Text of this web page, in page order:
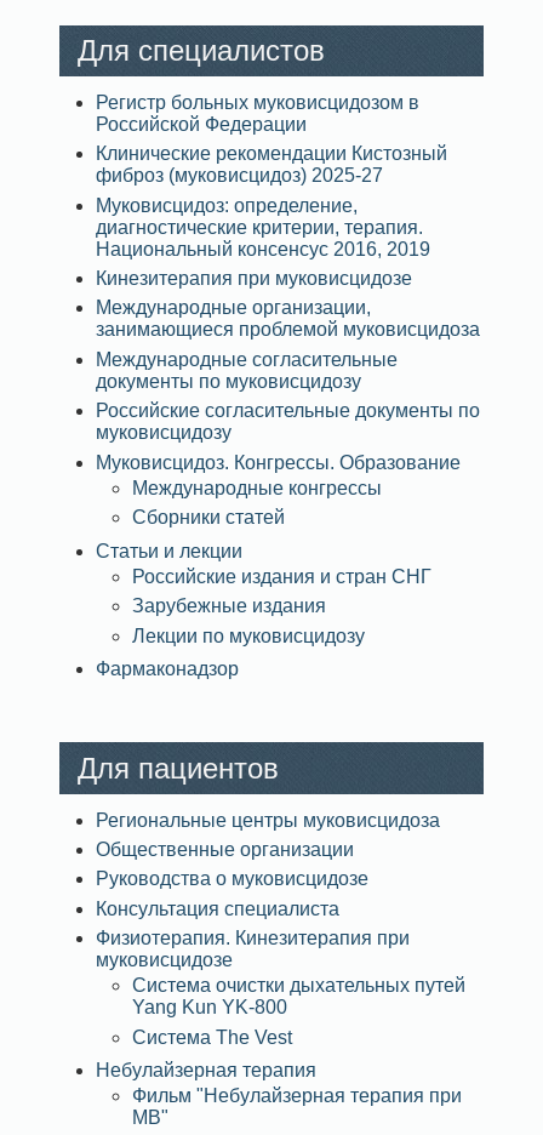
Для специалистов
Регистр больных муковисцидозом в
Российской Федерации
Клинические рекомендации Кистозный
фиброз (муковисцидоз) 2025-27
Муковисцидоз: определение,
диагностические критерии, терапия.
Национальный консенсус 2016, 2019
Кинезитерапия при муковисцидозе
Международные организации,
занимающиеся проблемой муковисцидоза
Международные согласительные
документы по муковисцидозу
Российские согласительные документы по
муковисцидозу
Муковисцидоз. Конгрессы. Образование
Международные конгрессы
Сборники статей
Статьи и лекции
Российские издания и стран СНГ
Зарубежные издания
Лекции по муковисцидозу
Фармаконадзор
Для пациентов
Региональные центры муковисцидоза
Общественные организации
Руководства о муковисцидозе
Консультация специалиста
Физиотерапия. Кинезитерапия при
муковисцидозе
Система очистки дыхательных путей
Yang Kun YK-800
Система The Vest
Небулайзерная терапия
Фильм "Небулайзерная терапия при
МВ"